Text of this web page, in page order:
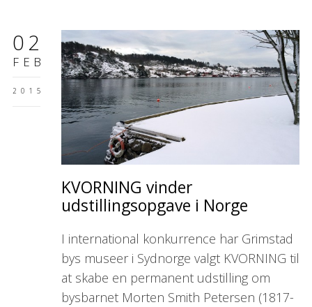
02
FEB
2015
KVORNING vinder
udstillingsopgave i Norge
I international konkurrence har Grimstad
bys museer i Sydnorge valgt KVORNING til
at skabe en permanent udstilling om
bysbarnet Morten Smith Petersen (1817-